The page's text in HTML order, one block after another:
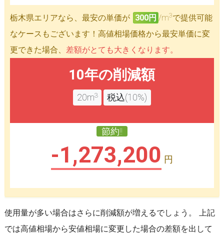
栃木県エリアなら、最安の単価が 300円 /m3で提供可能
なケースもございます！高値相場価格から最安単価に変
更できた場合、 差額がとても大きくなります。
10年の削減額
20m3 税込(10%)
節約!!
-1,273,200 円
使用量が多い場合はさらに削減額が増えるでしょう。 上記
では高値相場から安値相場に変更した場合の差額を出して